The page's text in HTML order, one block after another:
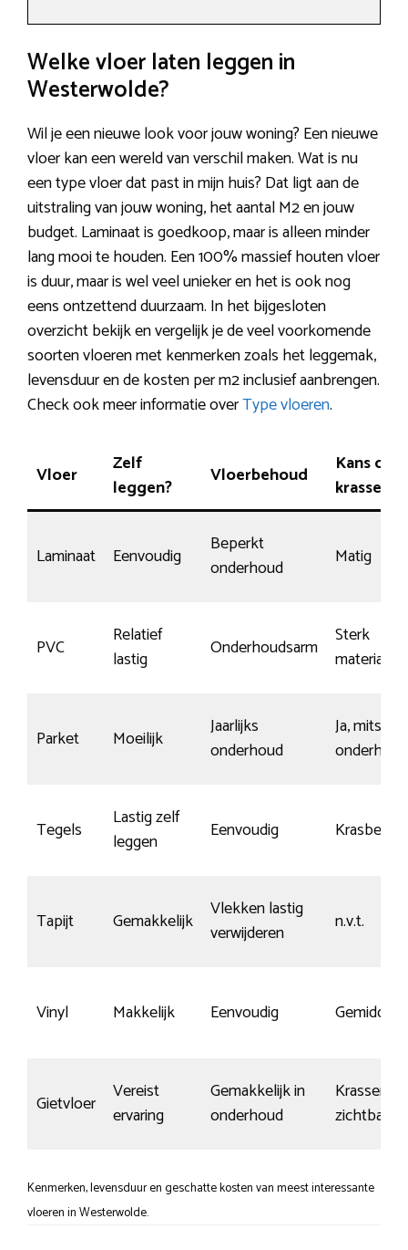
Welke vloer laten leggen in
Westerwolde?
Wil je een nieuwe look voor jouw woning? Een nieuwe
vloer kan een wereld van verschil maken. Wat is nu
een type vloer dat past in mijn huis? Dat ligt aan de
uitstraling van jouw woning, het aantal M2 en jouw
budget. Laminaat is goedkoop, maar is alleen minder
lang mooi te houden. Een 100% massief houten vloer
is duur, maar is wel veel unieker en het is ook nog
eens ontzettend duurzaam. In het bijgesloten
overzicht bekijk en vergelijk je de veel voorkomende
soorten vloeren met kenmerken zoals het leggemak,
levensduur en de kosten per m2 inclusief aanbrengen.
Check ook meer informatie overType vloeren.
Vloer
Zelf
leggen?
Vloerbehoud
Kans op
krassen
Laminaat Eenvoudig
Beperkt
onderhoud
Matig
PVC
Relatief
lastig
Onderhoudsarm
Sterk
materiaal
Parket Moeilijk
Jaarlijks
onderhoud
Ja, mits
onderhoud
Tegels
Lastig zelf
leggen
Eenvoudig
Tapijt Gemakkelijk
Vlekken lastig
verwijderen
n.v.t.
Vinyl Makkelijk Eenvoudig Gemiddeld
Gietvloer
Vereist
ervaring
Gemakkelijk in
onderhoud
Krassen
zichtbaar
Kenmerken, levensduur en geschatte kosten van meest interessante
vloeren in Westerwolde.